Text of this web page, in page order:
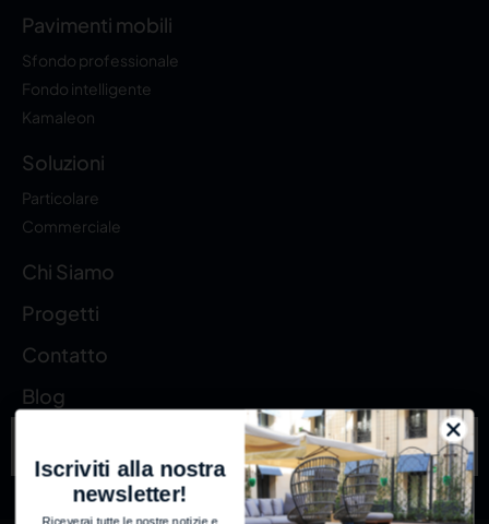
Pavimenti mobili
Sfondo professionale
Fondo intelligente
Kamaleon
Soluzioni
Particolare
Commerciale
Chi Siamo
Progetti
Contatto
Blog
Iscriviti alla nostra
newsletter!
Riceverai tutte le nostre notizie e